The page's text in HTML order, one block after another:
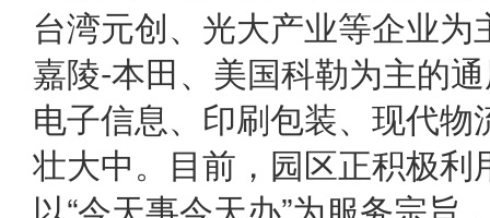
台湾元创、光大产业等企业
嘉陵-本田、美国科勒为主的
电子信息、印刷包装、现代
壮大中。目前，园区正积极